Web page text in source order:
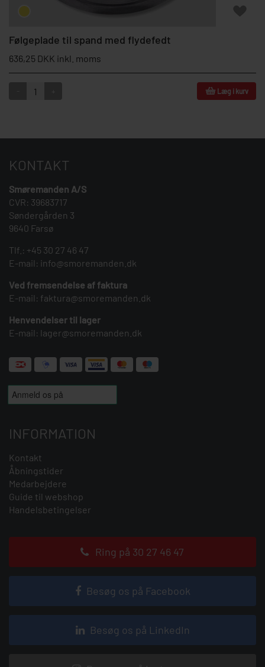
Følgeplade til spand med flydefedt
636,25 DKK inkl. moms
Læg i kurv
KONTAKT
Smøremanden A/S
CVR: 39683717
Søndergården 3
9640 Farsø
Tlf.: +45 30 27 46 47
E-mail: info@smoremanden.dk
Ved fremsendelse af faktura
E-mail: faktura@smoremanden.dk
Henvendelser til lager
E-mail: lager@smoremanden.dk
INFORMATION
Kontakt
Åbningstider
Medarbejdere
Guide til webshop
Handelsbetingelser
Ring på 30 27 46 47
Besøg os på Facebook
Besøg os på LinkedIn